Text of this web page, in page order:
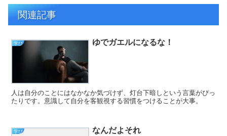
関連記事
学び ゆでガエルになるな！
人は自分のことにはなかなか気づけず、灯台下暗しという言葉がぴっ
たりです。意識して自分を客観視する習慣をつけることが大事。
学び なんだよそれ